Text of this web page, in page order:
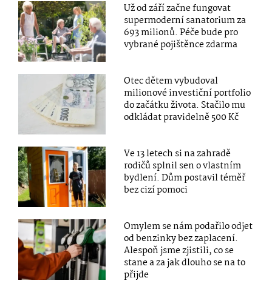
Už od září začne fungovat
supermoderní sanatorium za
693 milionů. Péče bude pro
vybrané pojištěnce zdarma
Otec dětem vybudoval
milionové investiční portfolio
do začátku života. Stačilo mu
odkládat pravidelně 500 Kč
Ve 13 letech si na zahradě
rodičů splnil sen o vlastním
bydlení. Dům postavil téměř
bez cizí pomoci
Omylem se nám podařilo odjet
od benzinky bez zaplacení.
Alespoň jsme zjistili, co se
stane a za jak dlouho se na to
přijde